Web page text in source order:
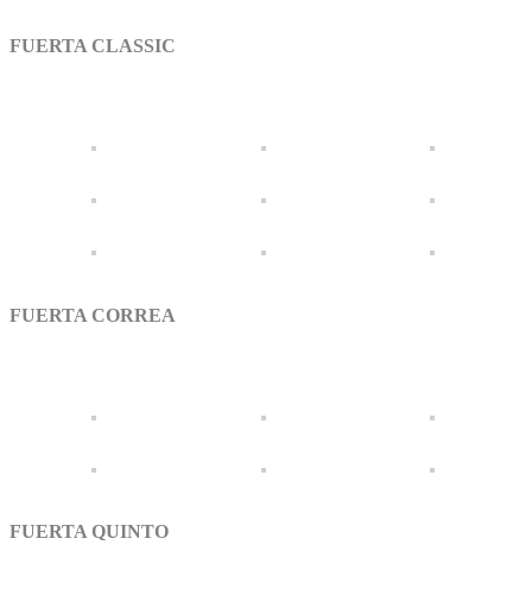
FUERTA CLASSIC
FUERTA CORREA
FUERTA QUINTO